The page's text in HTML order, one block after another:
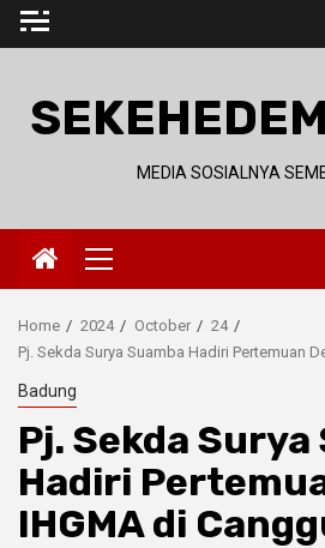
Skip
MEDIA SOSIALNYA
Primary
Menu
Home 2024 October
24
Pj. Sekda Surya Suamba Hadiri Pertemuan
Badung
Pj. Sekda Surya
Hadiri
IHGMA di